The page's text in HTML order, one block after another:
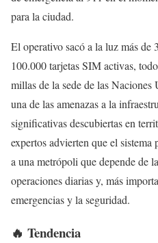
para la ciudad.
El operativo sacó a la luz más de
100.000 tarjetas SIM activas,
millas de la sede de las Naciones
una de las amenazas a la
significativas descubiertas en
expertos advierten que el
a una metrópoli que depende de
operaciones diarias y, más
emergencias y la seguridad.
🔥 Tendencia